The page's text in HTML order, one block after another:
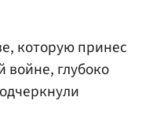
которую принес
глубоко